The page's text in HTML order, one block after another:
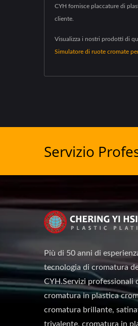
CYH fornisce placcature di
cliente.
Visualizza i nostri prodotti di
Simulatore di ruote cromate
Servizio
Più di 50 anni di
tecnologia di cromatura
CYH.Servizi professionali
cromatura in plastica
cromatura brillante,
trivalente, cromatura in